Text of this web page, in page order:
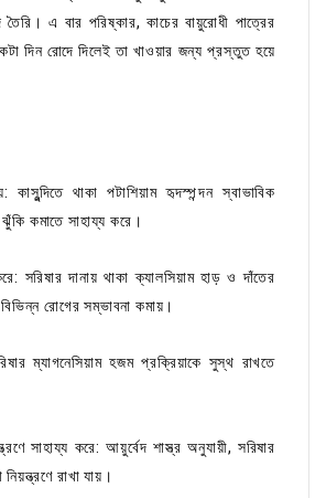
তৈরি। এ বার পরিষ্কার, কাচের বায়ুরোধী পাত্রের
দিন রোদে দিলেই তা খাওয়ার জন্য প্রস্তুত হয়ে
থাকা পটাশিয়াম হৃদস্পন্দন স্বাভাবিক
কমাতে সাহায্য করে।
সরিষার দানায় থাকা ক্যালসিয়াম হাড় ও দাঁতের
রোগের সম্ভাবনা কমায়।
ম্যাগনেসিয়াম হজম প্রক্রিয়াকে সুস্থ রাখতে
সাহায্য করে: আয়ুর্বেদ শাস্ত্র অনুযায়ী, সরিষার
রাখা যায়।